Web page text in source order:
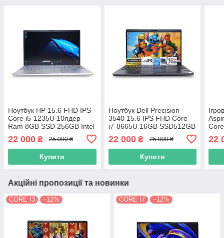
Ноутбук HP 15.6 FHD IPS
Core i5-1235U 10ядeр
Ram 8GB SSD 256GB Intel
22 000 ₴ 25 000 ₴
Купити
Ноутбук Dell Precision
3540 15.6 IPS FHD Core
i7-8665U 16GB SSD512GB
AMD Radeon Pro WX2100
22 000₴ 25 000 ₴
Купити
2GB
22
Акційні пропозиції та новинки
CORE I3 –12% CORE I7 –12%